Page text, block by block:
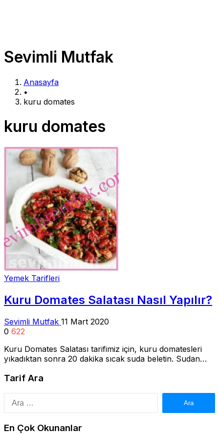
Sevimli Mutfak
Anasayfa
•
kuru domates
kuru domates
Yemek Tarifleri
Kuru Domates Salatası Nasıl Yapılır?
Sevimli Mutfak 11 Mart 2020
0 622
Kuru Domates Salatası tarifimiz için, kuru domatesleri
yıkadıktan sonra 20 dakika sıcak suda beletin. Sudan…
Tarif Ara
En Çok Okunanlar